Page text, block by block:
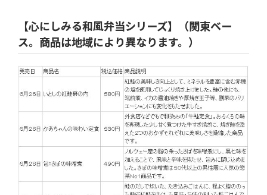
【心にしみる和風弁当シリーズ】（関東ベー
ス。商品は地域により異なります。）